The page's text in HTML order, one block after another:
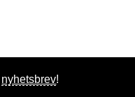
nyhetsbrev!